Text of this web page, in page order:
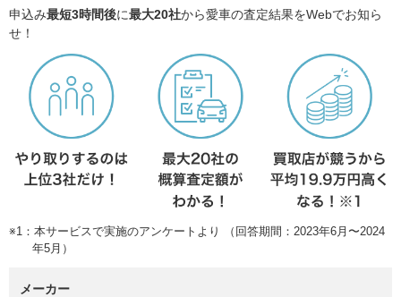
申込み最短3時間後に最大20社から愛車の査定結果をWebでお知ら
せ！
※1：本サービスで実施のアンケートより （回答期間：2023年6月〜2024
年5月）
メーカー